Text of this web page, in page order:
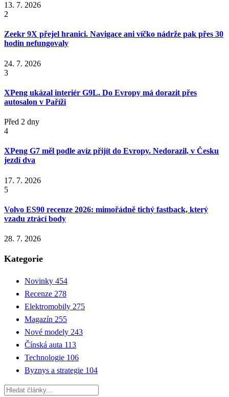
13. 7. 2026
2
Zeekr 9X přejel hranici. Navigace ani víčko nádrže pak přes 30
hodin nefungovaly
24. 7. 2026
3
XPeng ukázal interiér G9L. Do Evropy má dorazit přes
autosalon v Paříži
Před 2 dny
4
XPeng G7 měl podle avíz přijít do Evropy. Nedorazil, v Česku
jezdí dva
17. 7. 2026
5
Volvo ES90 recenze 2026: mimořádně tichý fastback, který
vzadu ztrácí body
28. 7. 2026
Kategorie
Novinky 454
Recenze 278
Elektromobily 275
Magazín 255
Nové modely 243
Čínská auta 113
Technologie 106
Byznys a strategie 104
Hledat: